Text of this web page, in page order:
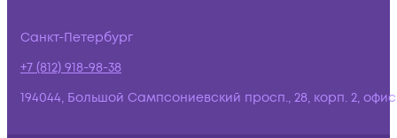
Санкт-Петербург
+7 (812) 918-98-38
194044, Большой Сампсониевский просп., 28, корп. 2,